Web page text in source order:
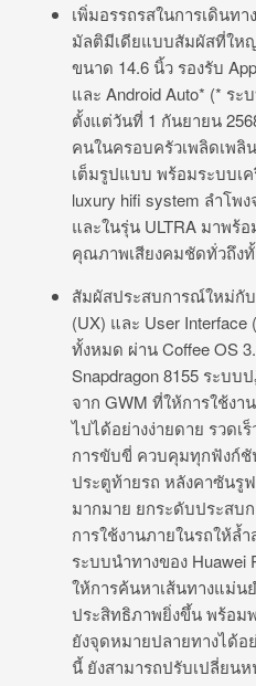
เพิ่มอรรถรสในการเดินท
มัลติมีเดียแบบสัมผัสที่ให
ขนาด 14.6 นิ้ว รองรับ
และ Android Auto* (* ระ
ตั้งแต่วันที่ 1 กันยายน
คนในครอบครัวเพลิดเพลิ
เต็มรูปแบบ พร้อมระบบเค
luxury hifi system ลำโพ
และในรุ่น ULTRA มาพร้อ
คุณภาพเสียงคมชัดทั่วถึง
สัมผัสประสบการณ์ใหม่กับ
(UX) และ User Interface
ทั้งหมด ผ่าน Coffee OS
Snapdragon 8155 ระบบ
จาก GWM ที่ให้การใช้งา
ไปได้อย่างง่ายดาย รวดเ
การขับขี่ ควบคุมทุกฟังก์
ประตูท้ายรถ หลังคาซันรู
มากมาย ยกระดับประสบ
การใช้งานภายในรถให้ล้
ระบบนำทางของ Huawei
ให้การค้นหาเส้นทางแม่น
ประสิทธิภาพยิ่งขึ้น พร้อม
ยังจุดหมายปลายทางได้อ
นี้ ยังสามารถปรับเปลี่ยน